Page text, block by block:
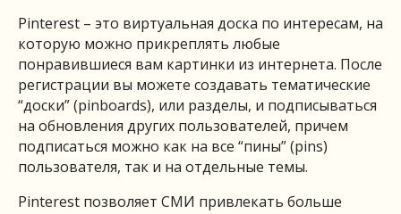
Pinterest – это виртуальная доска по интересам, на
которую можно прикреплять любые
понравившиеся вам картинки из интернета. После
регистрации вы можете создавать тематические
“доски” (pinboards), или разделы, и подписываться
на обновления других пользователей, причем
подписаться можно как на все “пины” (pins)
пользователя, так и на отдельные темы.
Pinterest позволяет СМИ привлекать больше